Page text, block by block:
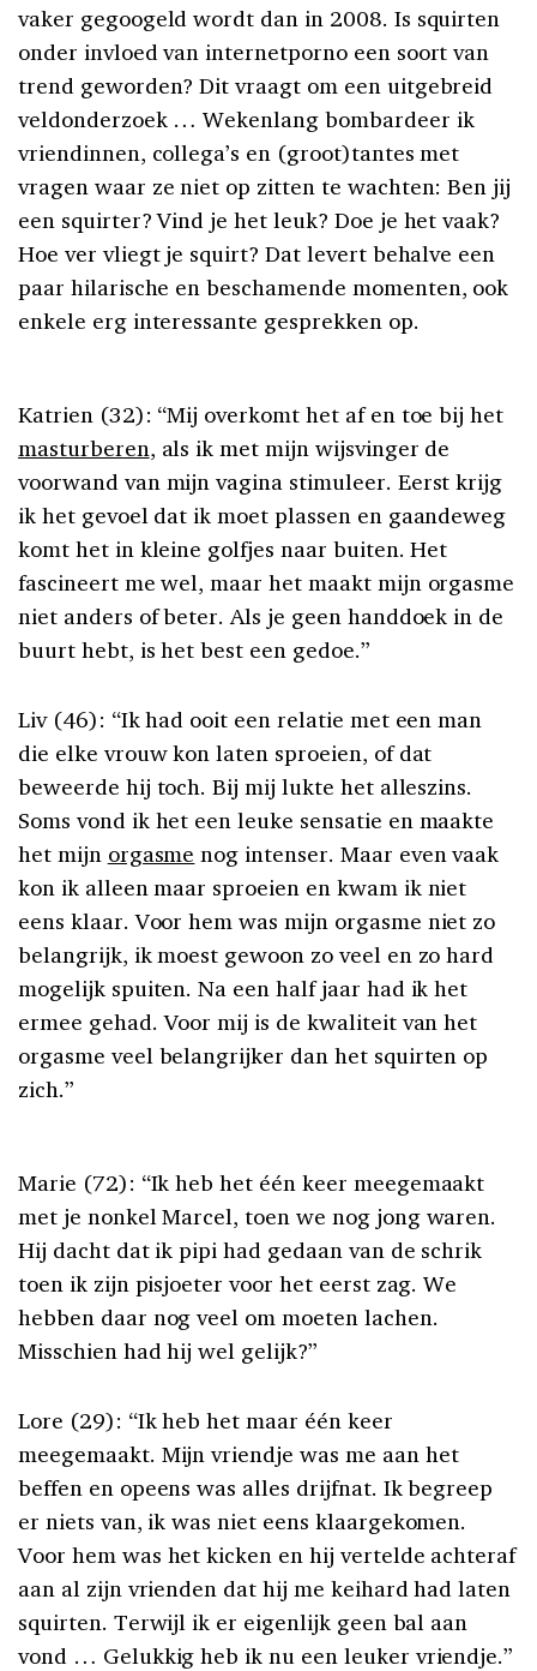
vaker gegoogeld wordt dan in 2008. Is squirten
onder invloed van internetporno een soort van
trend geworden? Dit vraagt om een uitgebreid
veldonderzoek … Wekenlang bombardeer ik
vriendinnen, collega’s en (groot)tantes met
vragen waar ze niet op zitten te wachten: Ben jij
een squirter? Vind je het leuk? Doe je het vaak?
Hoe ver vliegt je squirt? Dat levert behalve een
paar hilarische en beschamende momenten, ook
enkele erg interessante gesprekken op.
Katrien (32): “Mij overkomt het af en toe bij het
masturberen, als ik met mijn wijsvinger de
voorwand van mijn vagina stimuleer. Eerst krijg
ik het gevoel dat ik moet plassen en gaandeweg
komt het in kleine golfjes naar buiten. Het
fascineert me wel, maar het maakt mijn orgasme
niet anders of beter. Als je geen handdoek in de
buurt hebt, is het best een gedoe.”
Liv (46): “Ik had ooit een relatie met een man
die elke vrouw kon laten sproeien, of dat
beweerde hij toch. Bij mij lukte het alleszins.
Soms vond ik het een leuke sensatie en maakte
het mijn orgasme nog intenser. Maar even vaak
kon ik alleen maar sproeien en kwam ik niet
eens klaar. Voor hem was mijn orgasme niet zo
belangrijk, ik moest gewoon zo veel en zo hard
mogelijk spuiten. Na een half jaar had ik het
ermee gehad. Voor mij is de kwaliteit van het
orgasme veel belangrijker dan het squirten op
zich.”
Marie (72): “Ik heb het één keer meegemaakt
met je nonkel Marcel, toen we nog jong waren.
Hij dacht dat ik pipi had gedaan van de schrik
toen ik zijn pisjoeter voor het eerst zag. We
hebben daar nog veel om moeten lachen.
Misschien had hij wel gelijk?”
Lore (29): “Ik heb het maar één keer
meegemaakt. Mijn vriendje was me aan het
beffen en opeens was alles drijfnat. Ik begreep
er niets van, ik was niet eens klaargekomen.
Voor hem was het kicken en hij vertelde achteraf
aan al zijn vrienden dat hij me keihard had laten
squirten. Terwijl ik er eigenlijk geen bal aan
vond … Gelukkig heb ik nu een leuker vriendje.”